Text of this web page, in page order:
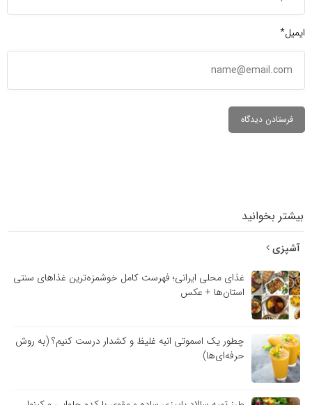
ایمیل*
بیشتر بخوانید
آشپزی
غذای محلی ایرانی؛ فهرست کامل خوشمزه‌ترین غذاهای سنتی
استان‌ها + عکس
چطور یک اسموتی انبه غلیظ و کشدار درست کنیم؟ (به روش
حرفه‌ای‌ها)